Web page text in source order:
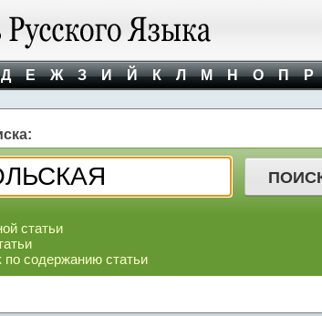
Е Ж З И Й К Л М Н О П Р
статьи
по содержанию статьи